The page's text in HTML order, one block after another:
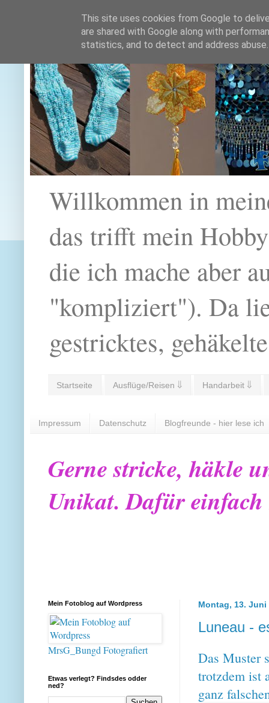
Willkommen in
das trifft mein
die ich mache aber
"kompliziert"). Da
gestricktes,
Startseite Ausflüge/Reisen ⇓ Handarbeit ⇓
Impressum Datenschutz Blogfreunde - hier lese ich
Gerne stricke, häkle
Unikat. Dafür
Montag, 13. Juni
Luneau -
Das Muster
trotzdem ist
ganz
Mein Fotoblog auf Wordpress
MrsG_Bungd Fotografiert
Etwas verlegt? Findsdes odder
ned?
This site uses cookies from Google to
are shared with Google along with
statistics, and to detect and address abuse.